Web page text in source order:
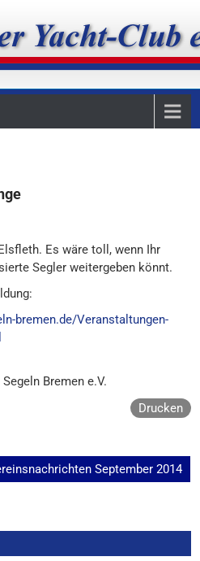
Yacht-Club
Es wäre toll, wenn Ihr
Segler weitergeben könnt.
bremen.de/Veranstaltungen-
Bremen e.V.
Drucken
September 2014